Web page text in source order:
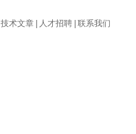
技术文章 人才招聘 联系我们